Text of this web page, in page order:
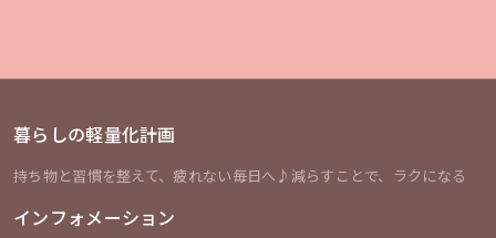
暮らしの軽量化計画
持ち物と習慣を整えて、疲れない毎日へ♪減らすことで、ラクになる
インフォメーション